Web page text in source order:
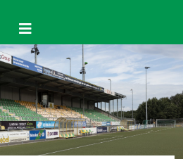
Toggle
Navigatie